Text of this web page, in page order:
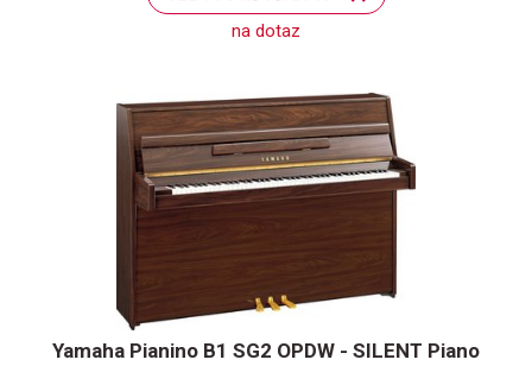
na dotaz
Yamaha Pianino B1 SG2 OPDW - SILENT Piano